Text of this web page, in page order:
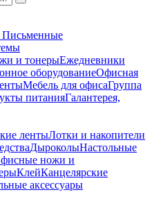
Письменные
и тонерыЕжедневники
оборудованиеОфисная
Мебель для офисаГруппа
питанияГалантерея,
лентыЛотки и накопители
ДыроколыНастольные
ножи и
КлейКанцелярские
аксессуары